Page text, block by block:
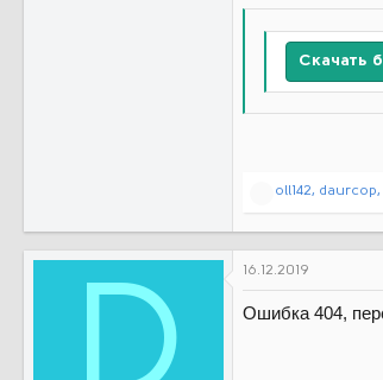
Скачать
Р
ц
:
oll142, daurcop,
16.12.2019
Ошибка 404,